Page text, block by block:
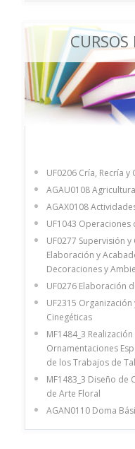
UF0206 Cría, Recría
AGAU0108
AGAX0108
UF1043 Operaciones
UF0277 Supervisión
Elaboración y
Decoraciones y
UF0276 Elaboración
UF2315
Cinegéticas
MF1484_3
Ornamentaciones
de los Trabajos de
MF1483_3 Diseño
de Arte Floral
AGAN0110 Doma